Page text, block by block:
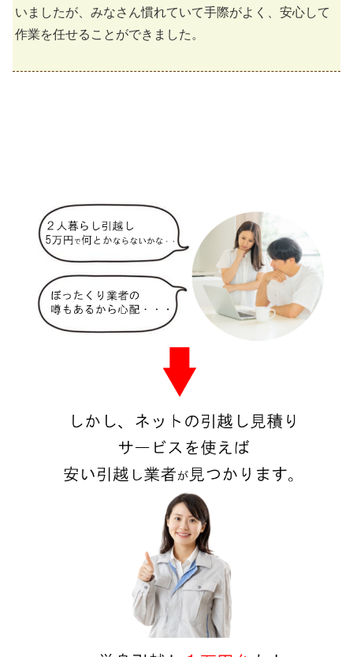
いましたが、みなさん慣れていて手際がよく、安心して
作業を任せることができました。